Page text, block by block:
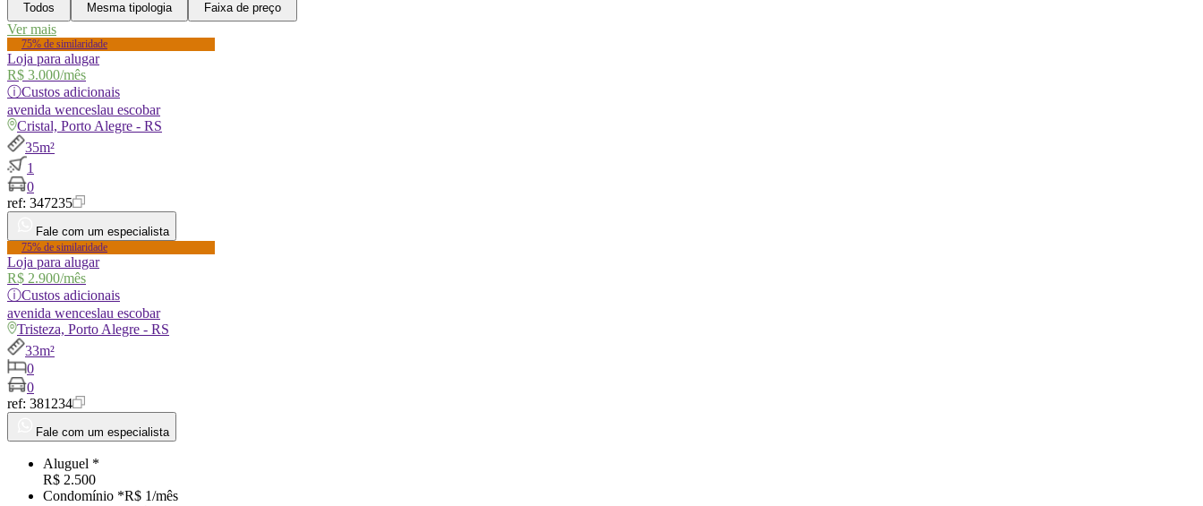
Todos Mesma tipologia Faixa de preço
Ver mais
75% de similaridade
Loja para alugar
R$ 3.000/mês
ⓘCustos adicionais
avenida wenceslau escobar
Cristal, Porto Alegre - RS
35m²
1
0
ref: 347235
Fale com um especialista
75% de similaridade
Loja para alugar
R$ 2.900/mês
ⓘCustos adicionais
avenida wenceslau escobar
Tristeza, Porto Alegre - RS
33m²
0
0
ref: 381234
Fale com um especialista
Aluguel *
R$ 2.500
Condomínio *R$ 1/mês